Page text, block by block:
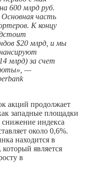
600 млрд руб.
Основная часть
К концу
$20 млрд, и мы
млрд) за счет
—
акций продолжает
западные площадки
индекса
около 0,6%.
находится в
является
в